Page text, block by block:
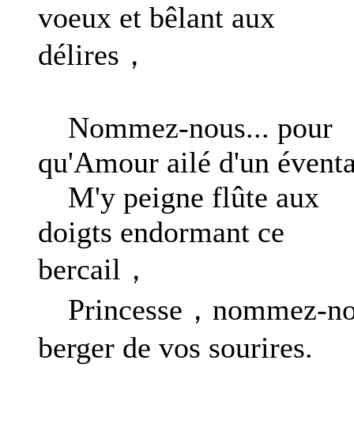
voeux et bêlant aux
délires，
Nommez-nous... pour
qu'Amour ailé d'un
M'y peigne flûte aux
doigts endormant ce
bercail，
Princesse，nommez-
berger de vos sourires.